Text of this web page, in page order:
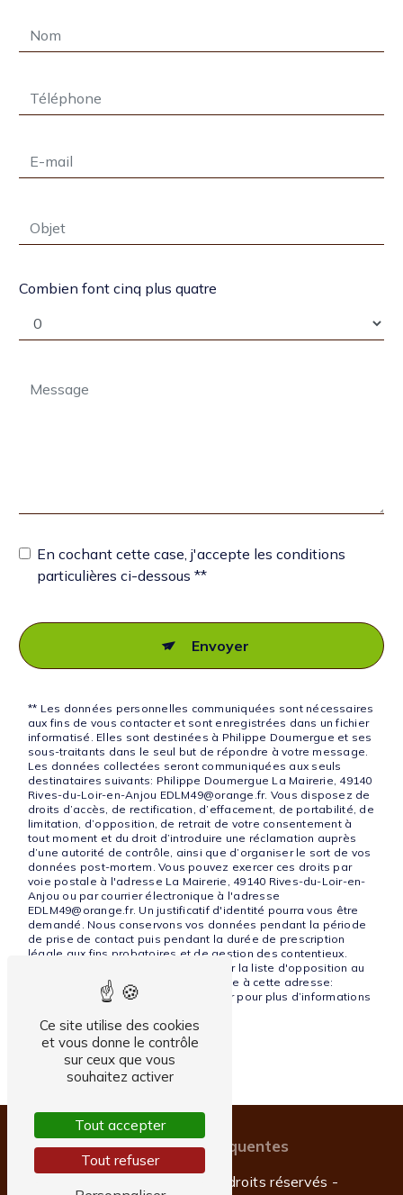
Combien font cinq plus quatre
En cochant cette case, j'accepte les conditions
particulières ci-dessous **
Envoyer
** Les données personnelles communiquées sont nécessaires
aux fins de vous contacter et sont enregistrées dans un fichier
informatisé. Elles sont destinées à Philippe Doumergue et ses
sous-traitants dans le seul but de répondre à votre message.
Les données collectées seront communiquées aux seuls
destinataires suivants: Philippe Doumergue La Mairerie, 49140
Rives-du-Loir-en-Anjou EDLM49@orange.fr. Vous disposez de
droits d’accès, de rectification, d’effacement, de portabilité, de
limitation, d’opposition, de retrait de votre consentement à
tout moment et du droit d’introduire une réclamation auprès
d’une autorité de contrôle, ainsi que d’organiser le sort de vos
données post-mortem. Vous pouvez exercer ces droits par
voie postale à l'adresse La Mairerie, 49140 Rives-du-Loir-en-
Anjou ou par courrier électronique à l'adresse
EDLM49@orange.fr. Un justificatif d'identité pourra vous être
demandé. Nous conservons vos données pendant la période
de prise de contact puis pendant la durée de prescription
légale aux fins probatoires et de gestion des contentieux.
Vous avez le droit de vous inscrire sur la liste d'opposition au
démarchage téléphonique, disponible à cette adresse:
Bloctel.gouv.fr. Consultez le site cnil.fr pour plus d’informations
Recherches fréquentes
- 2026 - Tous droits réservés -
Ce site utilise des cookies
et vous donne le contrôle
sur ceux que vous
souhaitez activer
Tout accepter
Tout refuser